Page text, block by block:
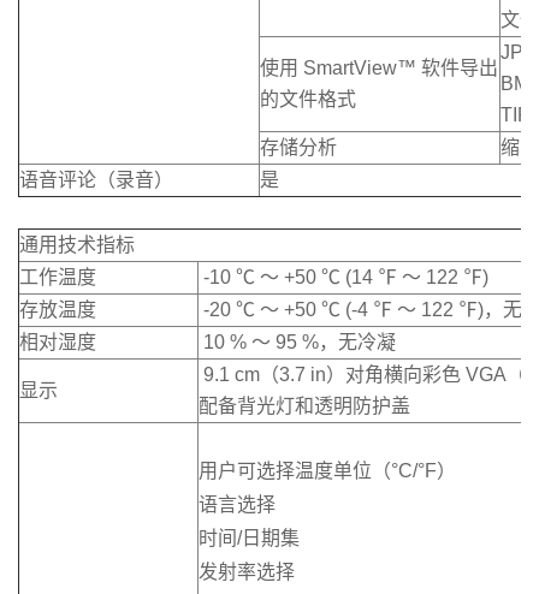
文
使用 SmartView™ 软件导出
的文件格式
TIF
存储分析
缩
语音评论（录音）
是
通用技术指标
工作温度
-10 ℃ ～ +50 ℃ (14 ℉ ～ 122 ℉)
存放温度
-20 ℃ ～ +50 ℃ (-4 ℉ ～ 122 ℉)，无
相对湿度
10 % ～ 95 %，无冷凝
显示
9.1 cm（3.7 in）对角横向彩色 VGA（
配备背光灯和透明防护盖
用户可选择温度单位（°C/°F）
语言选择
时间/日期集
发射率选择